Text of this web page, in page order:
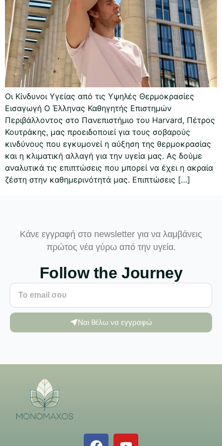
Οι Κίνδυνοι Υγείας από τις Υψηλές Θερμοκρασίες
Εισαγωγή Ο Έλληνας Καθηγητής Επιστημών
Περιβάλλοντος στο Πανεπιστήμιο του Harvard, Πέτρος
Κουτράκης, μας προειδοποιεί για τους σοβαρούς
κινδύνους που εγκυμονεί η αύξηση της θερμοκρασίας
και η κλιματική αλλαγή για την υγεία μας. Ας δούμε
αναλυτικά τις επιπτώσεις που μπορεί να έχει η ακραία
ζέστη στην καθημερινότητά μας. Επιπτώσεις […]
Κάνε εγγραφή στο newsletter για να λαμβάνεις
πρώτος νέα γύρω από την υγεία.
Follow the Journey
Ναι θέλω να εγγραφώ